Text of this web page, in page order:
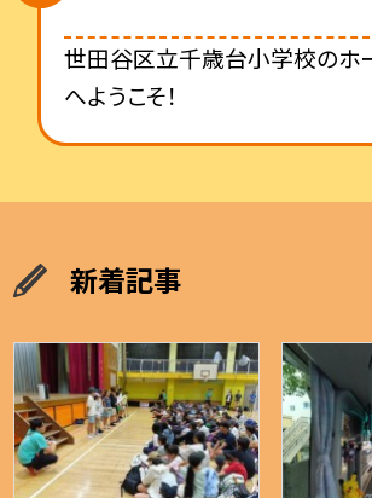
世田谷区立千歳台小学校のホ
へようこそ！
新着記事